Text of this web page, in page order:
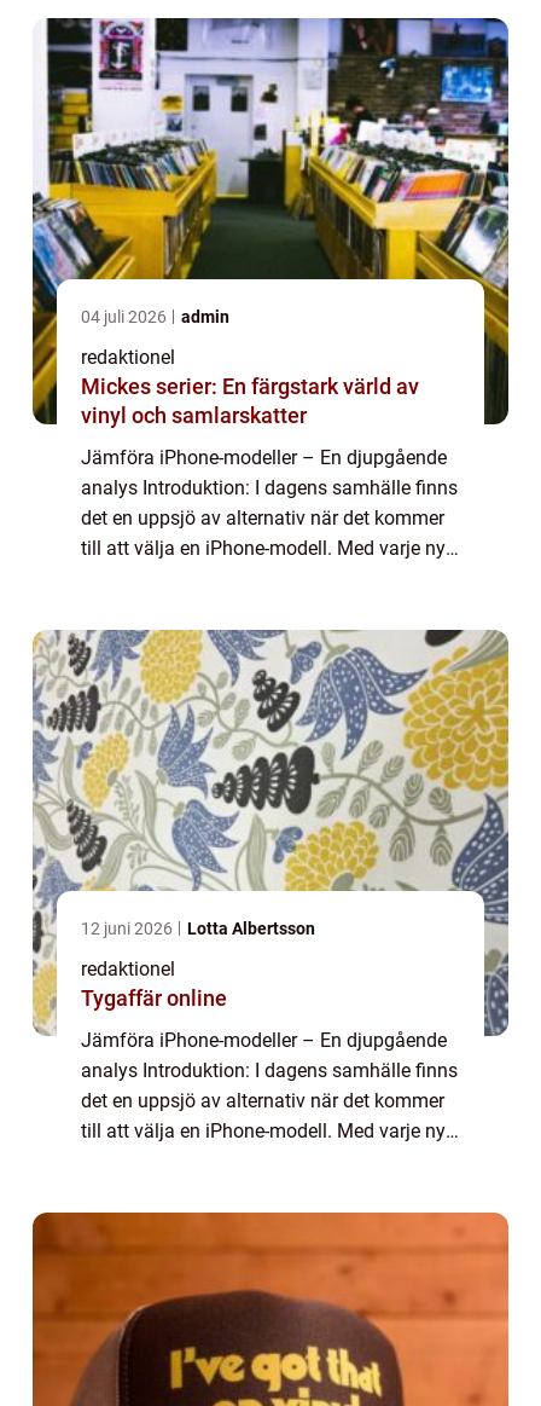
04 juli 2026 admin
redaktionel
Mickes serier: En färgstark värld av
vinyl och samlarskatter
Jämföra iPhone-modeller – En djupgående
analys Introduktion: I dagens samhälle finns
det en uppsjö av alternativ när det kommer
till att välja en iPhone-modell. Med varje ny
12 juni 2026 Lotta Albertsson
redaktionel
Tygaffär online
Jämföra iPhone-modeller – En djupgående
analys Introduktion: I dagens samhälle finns
det en uppsjö av alternativ när det kommer
till att välja en iPhone-modell. Med varje ny